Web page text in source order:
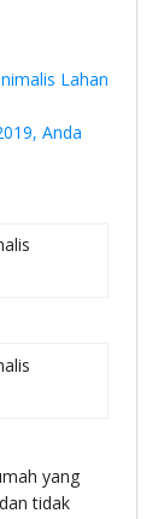
Lahan
Anda
yang
tidak